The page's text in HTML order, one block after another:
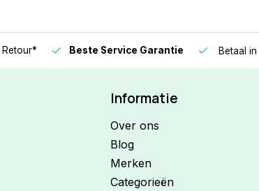
Retour* Beste Service Garantie Betaal in
Informatie
Over ons
Blog
Merken
Categorieën